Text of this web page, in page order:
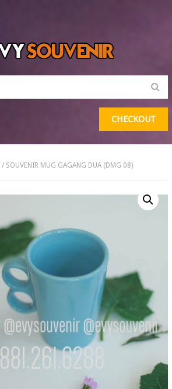
CHECKOUT
/ SOUVENIR MUG GAGANG DUA (DMG 08)